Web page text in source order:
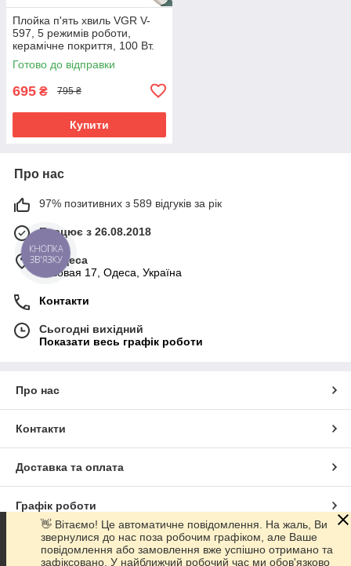
Плойка п'ять хвиль VGR V-
597, 5 режимів роботи,
керамічне покриття, 100 Вт.
Готово до відправки
695 ₴ 795 ₴
Купити
Про нас
97% позитивних з 589 відгуків за рік
Працює з 26.08.2018
м. Одеса
Базовая 17, Одеса, Україна
Контакти
Сьогодні вихідний
Показати весь графік роботи
Про нас
Контакти
Доставка та оплата
Графік роботи
Повна версія сайту
👋 Вітаємо! Це автоматичне повідомлення. На жаль, Ви
звернулися до нас поза робочим графіком, але Ваше
повідомлення або замовлення вже успішно отримано та
зафіксовано. У найближчий робочий час ми обов'язково
КНОПКА
ЗВ'ЯЗКУ